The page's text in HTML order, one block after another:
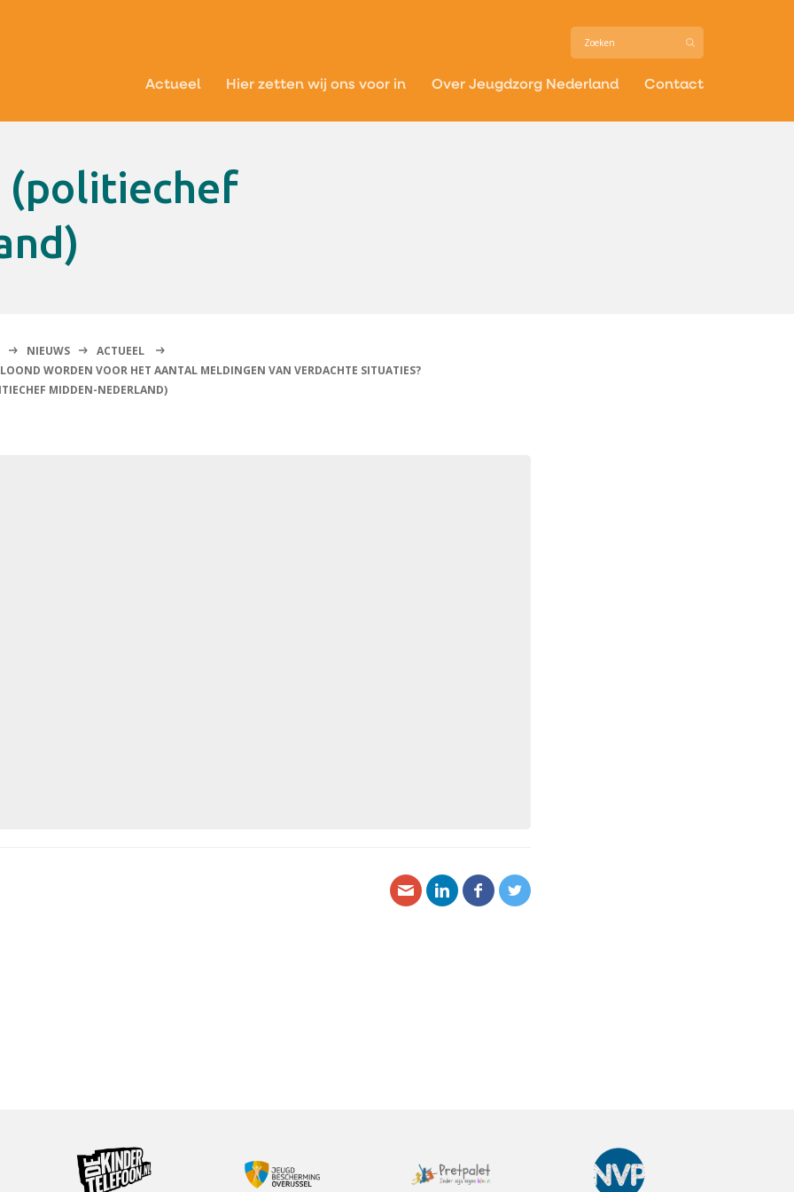
Actueel Hier zetten wij ons voor in Over Jeugdzorg Nederland Contact
NIEUWS
ACTUEEL
WORDEN VOOR HET AANTAL MELDINGEN VAN VERDACHTE SITUATIES?
MIDDEN-NEDERLAND)